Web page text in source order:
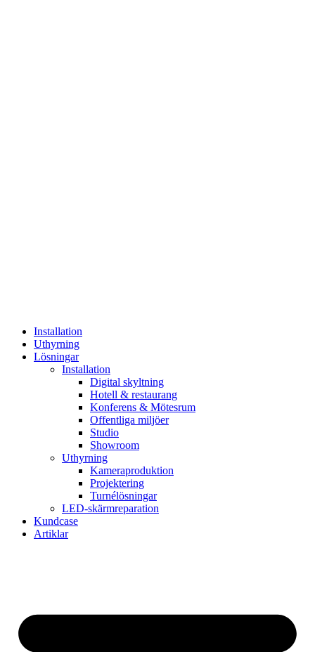
Installation
Uthyrning
Lösningar
Installation
Digital skyltning
Hotell & restaurang
Konferens & Mötesrum
Offentliga miljöer
Studio
Showroom
Uthyrning
Kameraproduktion
Projektering
Turnélösningar
LED-skärmreparation
Kundcase
Artiklar